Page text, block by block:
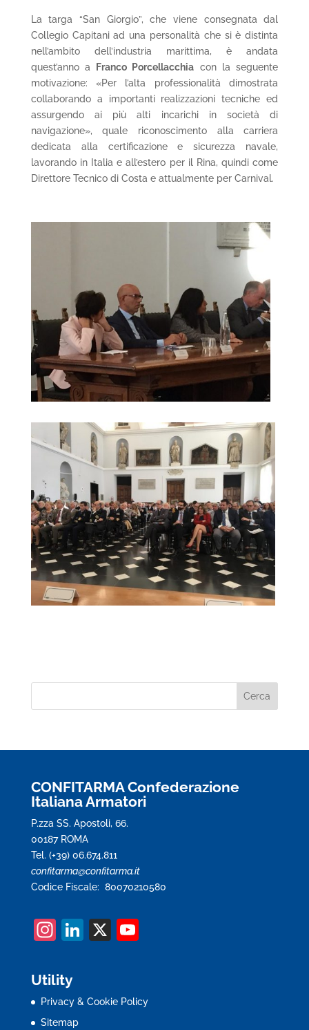
La targa “San Giorgio”, che viene consegnata dal
Collegio Capitani ad una personalità che si è distinta
nell’ambito dell’industria marittima, è andata
quest’anno a
Franco Porcellacchia con la seguente
motivazione: «Per l’alta professionalità dimostrata
collaborando a importanti realizzazioni tecniche ed
assurgendo ai più alti incarichi in società di
navigazione», quale riconoscimento alla carriera
dedicata alla certificazione e sicurezza navale,
lavorando in Italia e all’estero per il Rina, quindi come
Direttore Tecnico di Costa e attualmente per Carnival.
CONFITARMA Confederazione
Italiana Armatori
P.zza SS. Apostoli, 66.
00187 ROMA
Tel. (+39) 06.674.811
confitarma@confitarma.it
Codice Fiscale: 80070210580
In
a
gr
a
Li
e
X Y
T
Utility
Privacy & Cookie Policy
Sitemap